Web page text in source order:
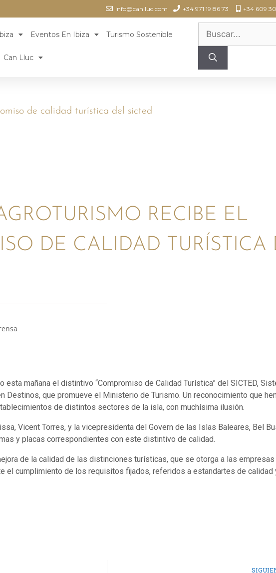
info@canlluc.com +34 971 19 86 73 +34 609
Eventos En Ibiza Turismo Sostenible
Can Lluc
de calidad turística del sicted
RECIBE EL
DE CALIDAD TURÍSTICA
esta mañana el distintivo “Compromiso de Calidad Turística” del SICTED,
Destinos, que promueve el Ministerio de Turismo. Un reconocimiento que
de distintos sectores de la isla, con muchísima ilusión.
Vicent Torres, y la vicepresidenta del Govern de las Islas Baleares, Bel
y placas correspondientes con este distintivo de calidad.
de la calidad de las distinciones turísticas, que se otorga a las
el cumplimiento de los requisitos fijados, referidos a estandartes de calidad